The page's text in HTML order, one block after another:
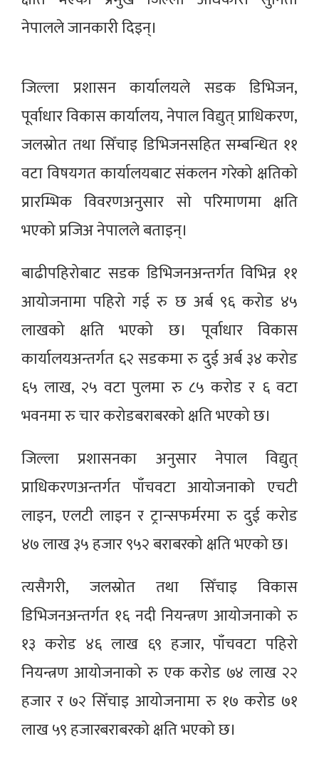
नेपालले जानकारी दिइन्।
जिल्ला प्रशासन कार्यालयले सडक डिभिजन,
पूर्वाधार विकास कार्यालय, नेपाल विद्युत् प्राधिकरण,
जलस्रोत तथा सिँचाइ डिभिजनसहित सम्बन्धित ११
वटा विषयगत कार्यालयबाट संकलन गरेको क्षतिको
प्रारम्भिक विवरणअनुसार सो परिमाणमा क्षति
भएको प्रजिअ नेपालले बताइन्।
बाढीपहिरोबाट सडक डिभिजनअन्तर्गत विभिन्न ११
आयोजनामा पहिरो गई रु छ अर्ब ९६ करोड ४५
लाखको क्षति भएको छ। पूर्वाधार विकास
कार्यालयअन्तर्गत ६२ सडकमा रु दुई अर्ब ३४ करोड
६५ लाख, २५ वटा पुलमा रु ८५ करोड र ६ वटा
भवनमा रु चार करोडबराबरको क्षति भएको छ।
जिल्ला प्रशासनका अनुसार नेपाल विद्युत्
प्राधिकरणअन्तर्गत पाँचवटा आयोजनाको एचटी
लाइन, एलटी लाइन र ट्रान्सफर्मरमा रु दुई करोड
४७ लाख ३५ हजार ९५२ बराबरको क्षति भएको छ।
त्यसैगरी, जलस्रोत तथा सिँचाइ विकास
डिभिजनअन्तर्गत १६ नदी नियन्त्रण आयोजनाको रु
१३ करोड ४६ लाख ६९ हजार, पाँचवटा पहिरो
नियन्त्रण आयोजनाको रु एक करोड ७४ लाख २२
हजार र ७२ सिँचाइ आयोजनामा रु १७ करोड ७१
लाख ५९ हजारबराबरको क्षति भएको छ।